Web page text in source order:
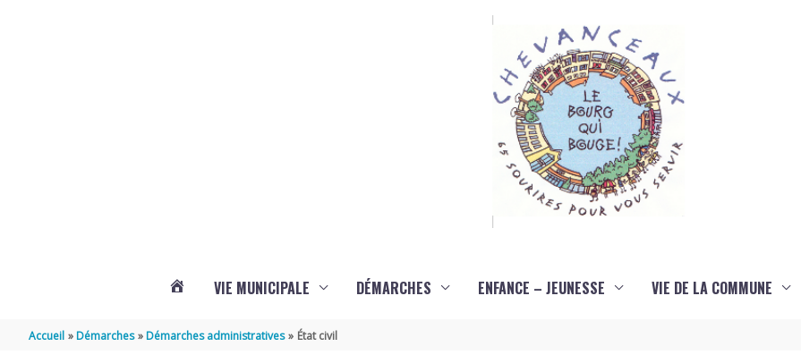
VIE MUNICIPALE DÉMARCHES ENFANCE – JEUNESSE VIE DE LA COMMUNE
Accueil Démarches Démarches administratives État civil